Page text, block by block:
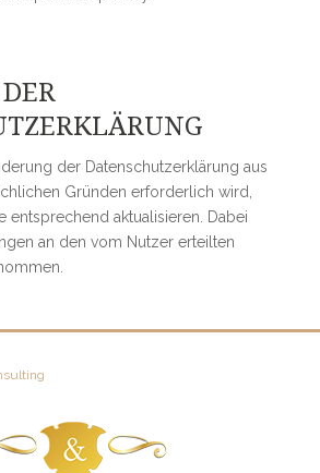
der Datenschutzerklärung aus
Gründen erforderlich wird,
entsprechend aktualisieren. Dabei
an den vom Nutzer erteilten